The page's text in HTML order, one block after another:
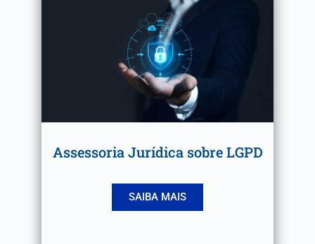
Assessoria Jurídica sobre LGPD
SAIBA MAIS